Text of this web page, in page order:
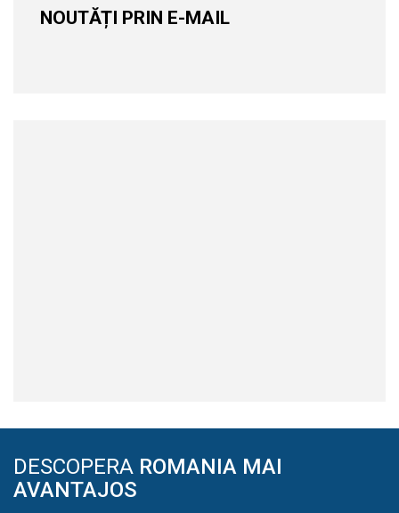
NOUTĂȚI PRIN E-MAIL
DESCOPERA ROMANIA MAI
AVANTAJOS